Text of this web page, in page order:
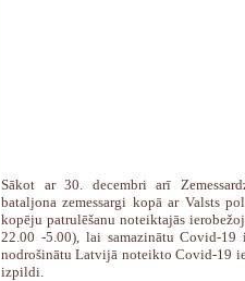
Sākot ar 30. decembri arī
bataljona zemessargi kopā ar Valsts
kopēju patrulēšanu noteiktajās
22.00 -5.00), lai samazinātu Covid-
nodrošinātu Latvijā noteikto Covid-19
izpildi.